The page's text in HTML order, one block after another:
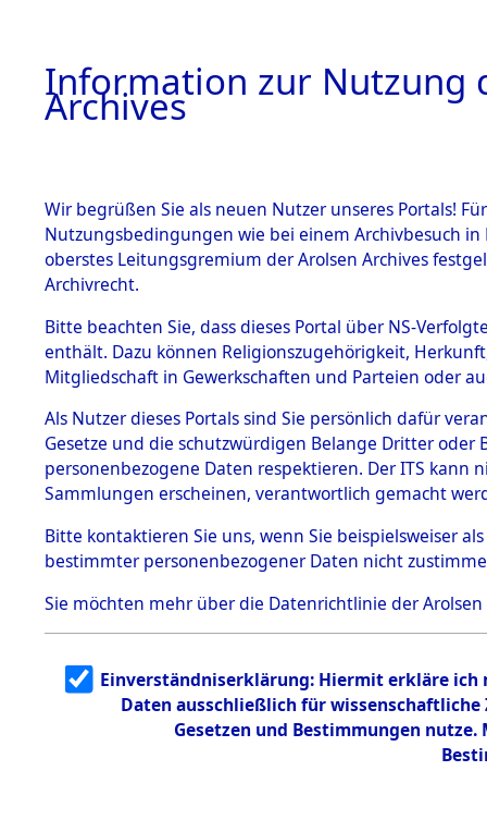
BESTÄNDE
1.
mente
5. Verschiedenes
5.3
Todesmärsche
5.3.1 Alliierte
Erhebungen
zu
Todesmärsch
en
5.3.2
g
5.3.3
Todesmärsch
Achmühle
Information zur Nutzung
Archives
Wir begrüßen Sie als neuen Nutzer unseres Portals!
Nutzungsbedingungen wie bei einem Archivbesuch
oberstes Leitungsgremium der Arolsen Archives
Archivrecht.
Bitte beachten Sie, dass dieses Portal über NS-
enthält. Dazu können Religionszugehörigkeit,
Mitgliedschaft in Gewerkschaften und Parteien oder
Als Nutzer dieses Portals sind Sie persönlich dafür
Gesetze und die schutzwürdigen Belange Dritter
personenbezogene Daten respektieren. Der ITS
Sammlungen erscheinen, verantwortlich gemacht
Bitte kontaktieren Sie uns, wenn Sie beispielsweiser
bestimmter personenbezogener Daten nicht
Sie möchten mehr über die Datenrichtlinie der Arolsen
Einverständniserklärung: Hiermit erkläre ich
Daten ausschließlich für
Gesetzen und Bestimmungen